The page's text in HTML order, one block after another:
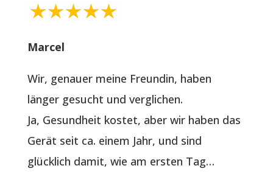
Marcel
Wir, genauer meine Freundin, haben
länger gesucht und verglichen.
Ja, Gesundheit kostet, aber wir haben das
Gerät seit ca. einem Jahr, und sind
glücklich damit, wie am ersten Tag…